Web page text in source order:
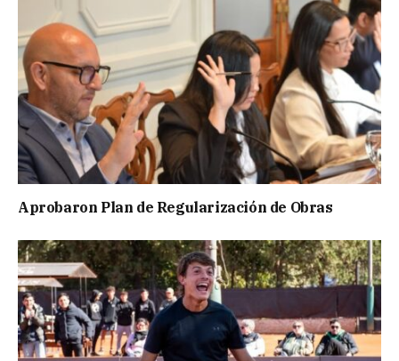
Aprobaron Plan de Regularización de Obras